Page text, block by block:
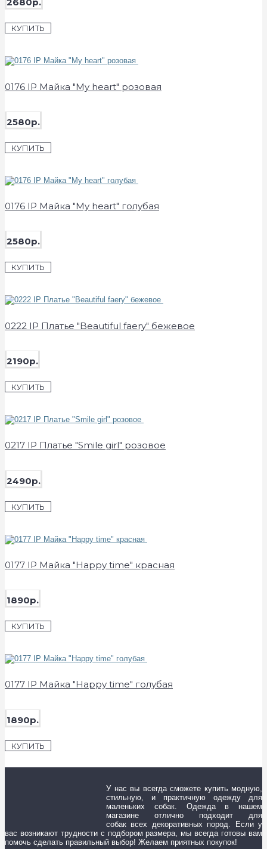
КУПИТЬ
0176 IP Майка "My heart" розовая
2580р.
КУПИТЬ
0176 IP Майка "My heart" голубая
2580р.
КУПИТЬ
0222 IP Платье "Beautiful faery" бежевое
2190р.
КУПИТЬ
0217 IP Платье "Smile girl" розовое
2490р.
КУПИТЬ
0177 IP Майка "Happy time" красная
1890р.
КУПИТЬ
0177 IP Майка "Happy time" голубая
1890р.
КУПИТЬ
У нас вы всегда сможете купить модную,
стильную, и практичную одежду для
маленьких собак. Одежда в нашем
магазине отлично подходит для
собак всех декоративных пород. Если у
вас возникают трудности с подбором размера, мы всегда готовы вам
помочь сделать правильный выбор! Желаем приятных покупок!